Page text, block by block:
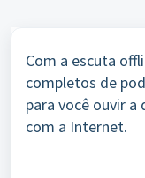
Com a escuta
completos de
para você ouvir
com a Internet.